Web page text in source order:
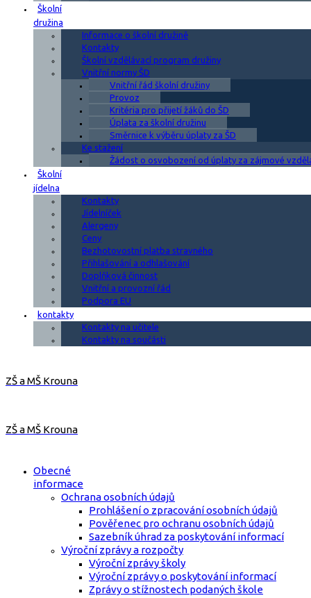
Školní
družina
Informace o školní družině
Kontakty
Školní vzdělávací program družiny
Vnitřní normy ŠD
Vnitřní řád školní družiny
Provoz
Kritéria pro přijetí žáků do ŠD
Úplata za školní družinu
Směrnice k výběru úplaty za ŠD
Ke stažení
Žádost o osvobození od úplaty za zájmové
Školní
jídelna
Kontakty
Jídelníček
Alergeny
Ceny
Bezhotovostní platba stravného
Přihlašování a odhlašování
Doplňková činnost
Vnitřní a provozní řád
Podpora EU
kontakty
Kontakty na učitele
Kontakty na součásti
ZŠ a MŠ Krouna
ZŠ a MŠ Krouna
Obecné
informace
Ochrana osobních údajů
Prohlášení o zpracování osobních údajů
Pověřenec pro ochranu osobních údajů
Sazebník úhrad za poskytování informací
Výroční zprávy a rozpočty
Výroční zprávy školy
Výroční zprávy o poskytování informací
Zprávy o stížnostech podaných škole